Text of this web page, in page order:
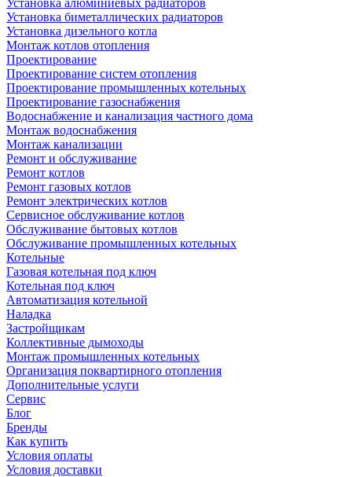
Установка алюминиевых радиаторов
Установка биметаллических радиаторов
Установка дизельного котла
Монтаж котлов отопления
Проектирование
Проектирование систем отопления
Проектирование промышленных котельных
Проектирование газоснабжения
Водоснабжение и канализация частного дома
Монтаж водоснабжения
Монтаж канализации
Ремонт и обслуживание
Ремонт котлов
Ремонт газовых котлов
Ремонт электрических котлов
Сервисное обслуживание котлов
Обслуживание бытовых котлов
Обслуживание промышленных котельных
Котельные
Газовая котельная под ключ
Котельная под ключ
Автоматизация котельной
Наладка
Застройщикам
Коллективные дымоходы
Монтаж промышленных котельных
Организация поквартирного отопления
Дополнительные услуги
Сервис
Блог
Бренды
Как купить
Условия оплаты
Условия доставки